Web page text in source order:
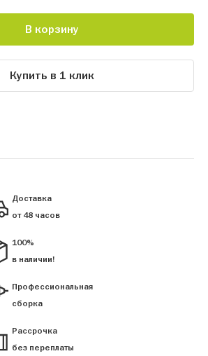
В корзину
Купить в 1 клик
Доставка
от 48 часов
100%
в наличии!
Профессиональная
сборка
Рассрочка
без переплаты